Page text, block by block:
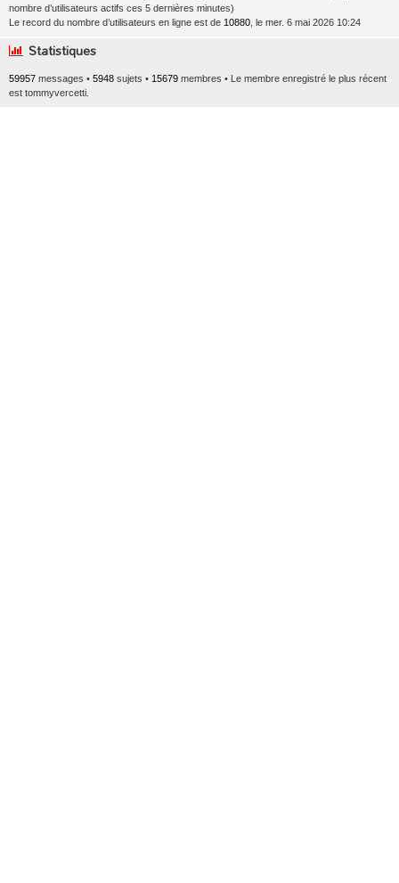
nombre d’utilisateurs actifs ces 5 dernières minutes)
Le record du nombre d’utilisateurs en ligne est de 10880 , le mer. 6 mai 2026 10:24
Statistiques
59957 messages • 5948 sujets • 15679 membres • Le membre enregistré le plus récent
est tommyvercetti